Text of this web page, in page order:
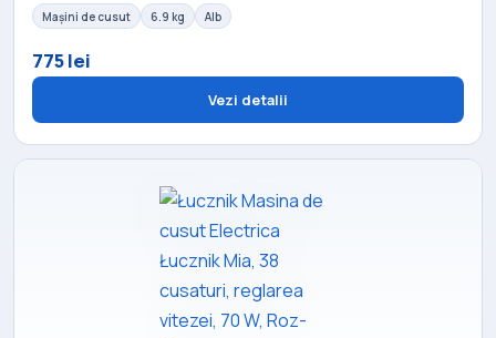
Mașini de cusut 6.9 kg Alb
775 lei
Vezi detalii